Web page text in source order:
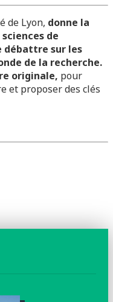
de Lyon, donne la
de
débattre sur les
de la recherche.
originale, pour
et proposer des clés